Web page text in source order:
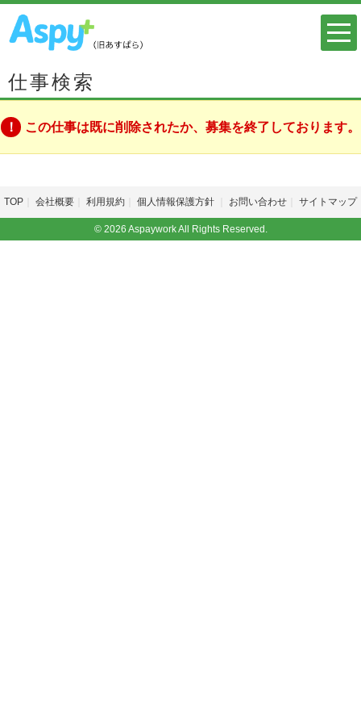
仕事検索
この仕事は既に削除されたか、募集を終了しております。
TOP 会社概要 利用規約 個人情報保護方針 お問い合わせ サイトマップ
© 2026 Aspaywork All Rights Reserved.